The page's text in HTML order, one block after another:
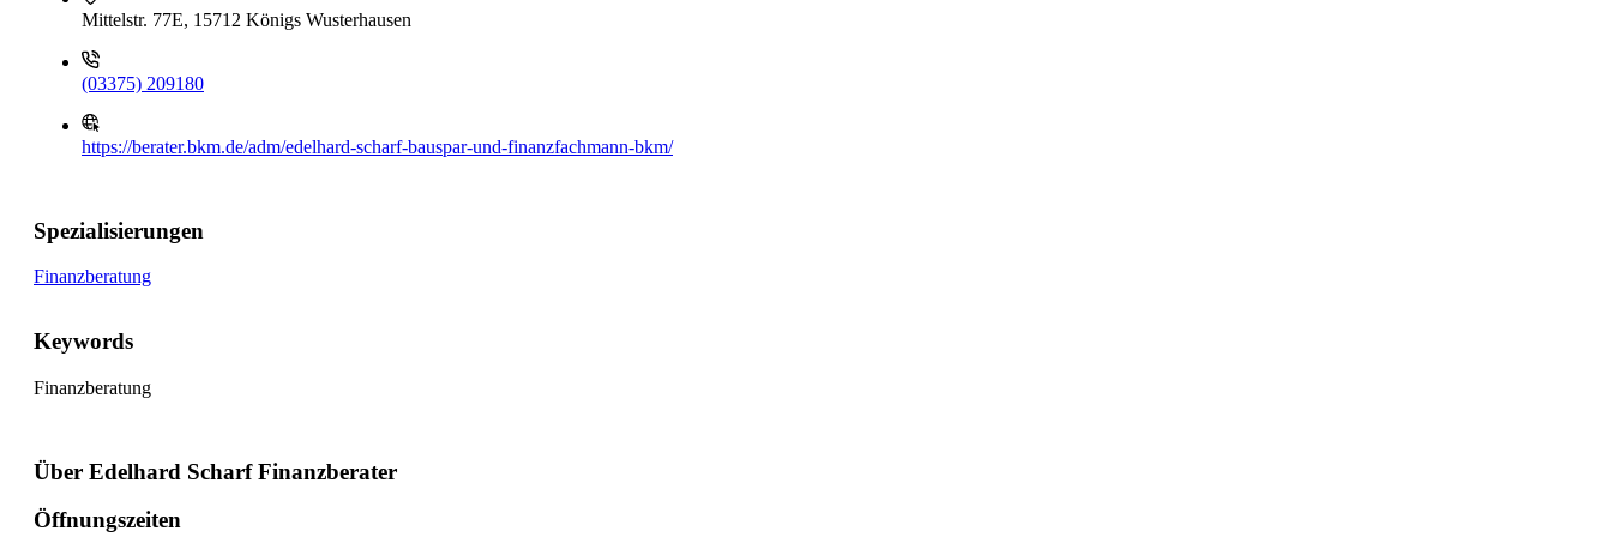
Mittelstr. 77E, 15712 Königs Wusterhausen
(03375) 209180
https://berater.bkm.de/adm/edelhard-scharf-bauspar-und-finanzfachmann-bkm/
Spezialisierungen
Finanzberatung
Keywords
Finanzberatung
Über Edelhard Scharf Finanzberater
Öffnungszeiten